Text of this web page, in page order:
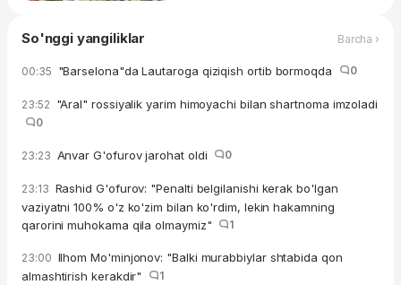
So'nggi yangiliklar Barcha ›
00:35 "Barselona"da Lautaroga qiziqish ortib bormoqda 0
23:52 "Aral" rossiyalik yarim himoyachi bilan shartnoma imzoladi
0
23:23 Anvar G'ofurov jarohat oldi 0
23:13 Rashid G'ofurov: "Penalti belgilanishi kerak bo'lgan
vaziyatni 100% o'z ko'zim bilan ko'rdim, lekin hakamning
qarorini muhokama qila olmaymiz"
1
23:00 Ilhom Mo'minjonov: "Balki murabbiylar shtabida qon
almashtirish kerakdir"
1